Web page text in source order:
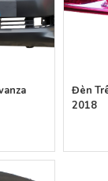
Đèn
2018